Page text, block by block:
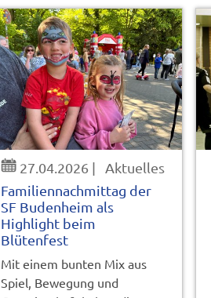
27.04.2026 |
Aktuelles
Familiennachmittag der
SF Budenheim als
Highlight beim
Blütenfest
Mit einem bunten Mix aus
Spiel, Bewegung und